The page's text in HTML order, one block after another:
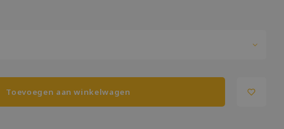
Toevoegen aan winkelwagen